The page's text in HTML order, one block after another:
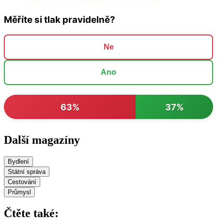
Měříte si tlak pravidelně?
Ne
Ano
63% 37%
Další magazíny
Bydlení
Státní správa
Cestování
Průmysl
Čtěte také: